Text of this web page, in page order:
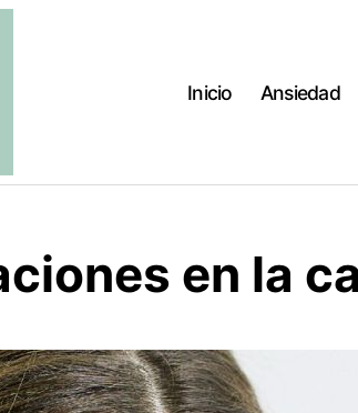
Inicio Ansiedad
en la